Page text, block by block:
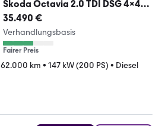
Skoda Octavia 2.0 TDI DSG 4x4
RS Combi RS
35.490 €
Verhandlungsbasis
Fairer Preis
62.000 km • 147 kW (200 PS) • Diesel